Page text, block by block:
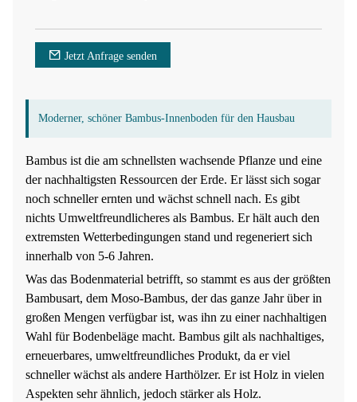
Jetzt Anfrage senden
Moderner, schöner Bambus-Innenboden für den Hausbau
Bambus ist die am schnellsten wachsende Pflanze und eine
der nachhaltigsten Ressourcen der Erde. Er lässt sich sogar
noch schneller ernten und wächst schnell nach. Es gibt
nichts Umweltfreundlicheres als Bambus. Er hält auch den
extremsten Wetterbedingungen stand und regeneriert sich
innerhalb von 5-6 Jahren.
Was das Bodenmaterial betrifft, so stammt es aus der größten
Bambusart, dem Moso-Bambus, der das ganze Jahr über in
großen Mengen verfügbar ist, was ihn zu einer nachhaltigen
Wahl für Bodenbeläge macht. Bambus gilt als nachhaltiges,
erneuerbares, umweltfreundliches Produkt, da er viel
schneller wächst als andere Harthölzer. Er ist Holz in vielen
Aspekten sehr ähnlich, jedoch stärker als Holz.